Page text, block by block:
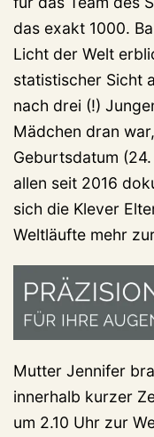
das exakt 1000.
Licht der Welt
statistischer Sicht
nach drei (!)
Mädchen dran
Geburtsdatum
allen seit 2016
sich die Klever
Weltläufte mehr
Mutter Jennifer
innerhalb kurzer
um 2.10 Uhr zur